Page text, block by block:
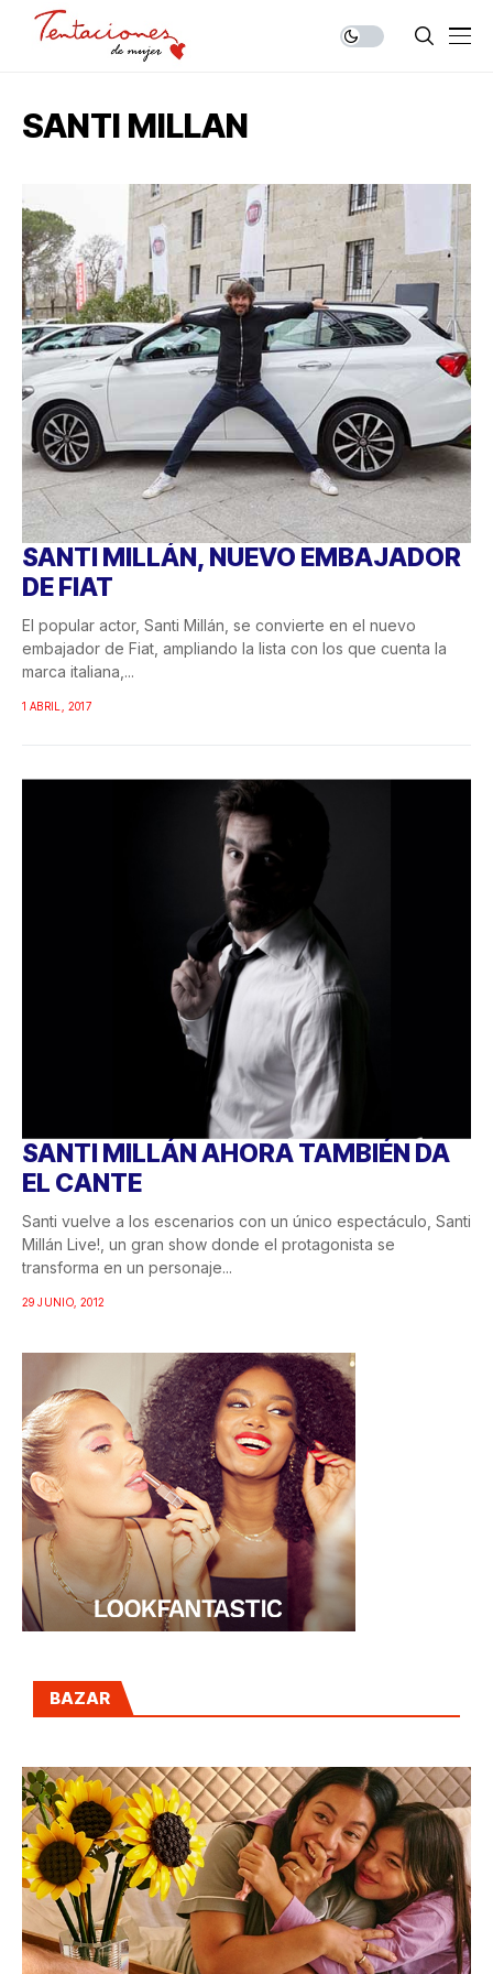
SANTI MILLAN
SANTI MILLÁN, NUEVO EMBAJADOR
DE FIAT
El popular actor, Santi Millán, se convierte en el nuevo
embajador de Fiat, ampliando la lista con los que cuenta la
marca italiana,...
1 ABRIL, 2017
SANTI MILLÁN AHORA TAMBIÉN DA
EL CANTE
Santi vuelve a los escenarios con un único espectáculo, Santi
Millán Live!, un gran show donde el protagonista se
transforma en un personaje...
29 JUNIO, 2012
BAZAR